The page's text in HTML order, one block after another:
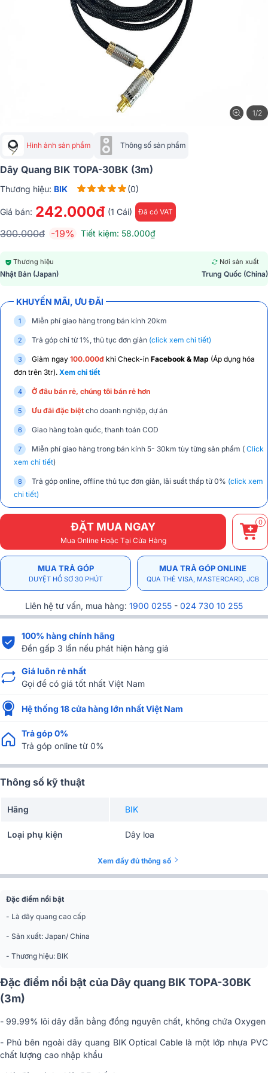
1/2
Hình ảnh sản phẩm Thông số sản phẩm
Dây Quang BIK TOPA-30BK (3m)
Thương hiệu: BIK (0)
Giá bán: 242.000đ (1 Cái) Đã có VAT
300.000đ -19% Tiết kiệm: 58.000₫
Thương hiệu
Nhật Bản (Japan)
Nơi sản xuất
Trung Quốc (China)
KHUYẾN MÃI, ƯU ĐÃI
Miễn phí giao hàng trong bán kính 20km
Trả góp chỉ từ 1%, thủ tục đơn giản (click xem chi tiết)
Giảm ngay 100.000đ khi Check-in Facebook & Map (Áp dụng hóa
đơn trên 3tr). Xem chi tiết
Ở đâu bán rẻ, chúng tôi bán rẻ hơn
Ưu đãi đặc biệt cho doanh nghiệp, dự án
Giao hàng toàn quốc, thanh toán COD
Miễn phí giao hàng trong bán kính 5- 30km tùy từng sản phẩm ( Click
xem chi tiết)
Trả góp online, offline thủ tục đơn giản, lãi suất thấp từ 0% (click xem
chi tiết)
ĐẶT MUA NGAY
Mua Online Hoặc Tại Cửa Hàng
0
MUA TRẢ GÓP
DUYỆT HỒ SƠ 30 PHÚT
MUA TRẢ GÓP ONLINE
QUA THẺ VISA, MASTERCARD, JCB
Liên hệ tư vấn, mua hàng: 1900 0255 - 024 730 10 255
100% hàng chính hãng
Đền gấp 3 lần nếu phát hiện hàng giả
Giá luôn rẻ nhất
Gọi để có giá tốt nhất Việt Nam
Hệ thống 18 cửa hàng lớn nhất Việt Nam
Trả góp 0%
Trả góp online từ 0%
Thông số kỹ thuật
Hãng BIK
Loại phụ kiện Dây loa
Xem đầy đủ thông số
Đặc điểm nổi bật
- Là dây quang cao cấp
- Sản xuất: Japan/ China
- Thương hiệu: BIK
Đặc điểm nổi bật của Dây quang BIK TOPA-30BK
(3m)
- 99.99% lõi dây dẫn bằng đồng nguyên chất, không chứa Oxygen
- Phủ bên ngoài dây quang BIK Optical Cable là một lớp nhựa PVC
chất lượng cao nhập khẩu